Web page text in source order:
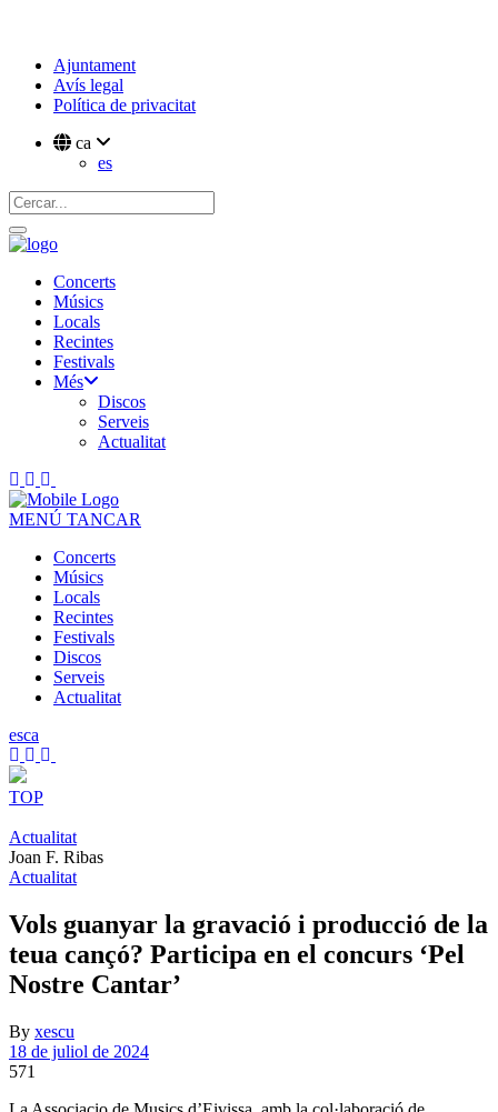
Ajuntament
Avís legal
Política de privacitat
ca
es
Concerts
Músics
Locals
Recintes
Festivals
Més
Discos
Serveis
Actualitat
MENÚ TANCAR
Concerts
Músics
Locals
Recintes
Festivals
Discos
Serveis
Actualitat
esca
TOP
Actualitat
Joan F. Ribas
Actualitat
Vols guanyar la gravació i producció de la
teua cançó? Participa en el concurs ‘Pel
Nostre Cantar’
By xescu
18 de juliol de 2024
571